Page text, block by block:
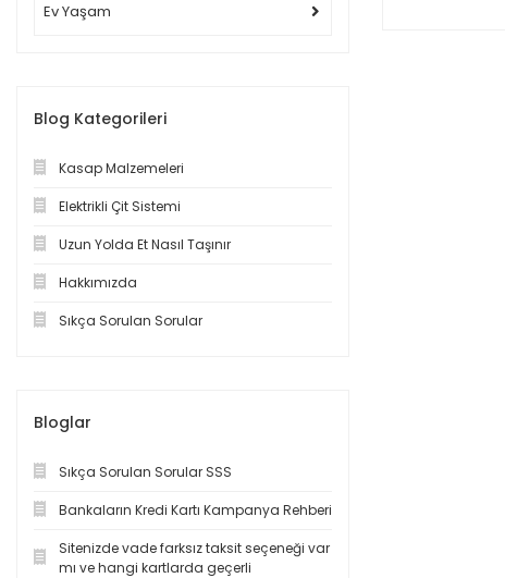
Ev Yaşam
Blog Kategorileri
Kasap Malzemeleri
Elektrikli Çit Sistemi
Uzun Yolda Et Nasıl Taşınır
Hakkımızda
Sıkça Sorulan Sorular
Bloglar
Sıkça Sorulan Sorular SSS
Bankaların Kredi Kartı Kampanya Rehberi
Sitenizde vade farksız taksit seçeneği var
mı ve hangi kartlarda geçerli